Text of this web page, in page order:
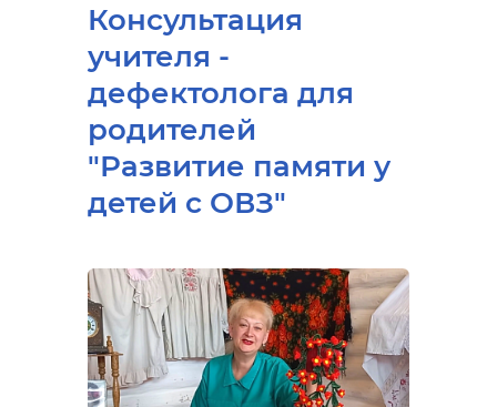
Консультация
учителя -
дефектолога для
родителей
"Развитие памяти у
детей с ОВЗ"